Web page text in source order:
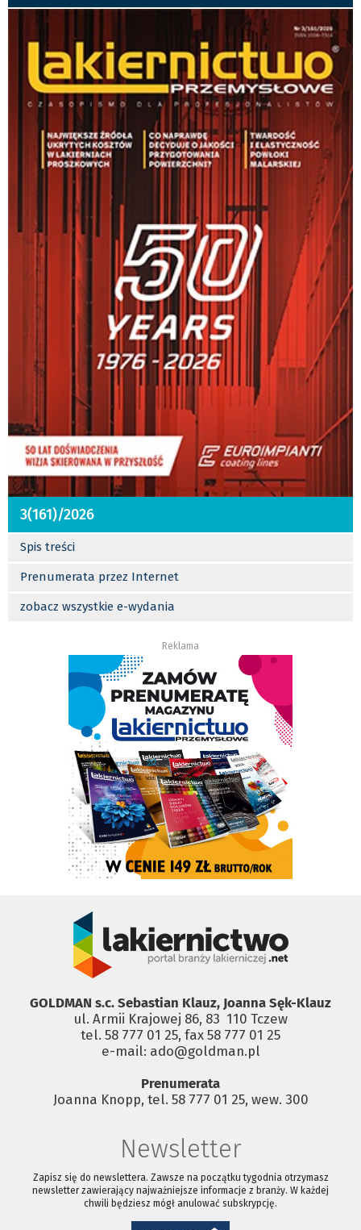
3(161)/2026
Spis treści
Prenumerata przez Internet
zobacz wszystkie e-wydania
Reklama
GOLDMAN s.c. Sebastian Klauz, Joanna Sęk-Klauz
ul. Armii Krajowej 86, 83 ­ 110 Tczew
tel. 58 777 01 25, fax 58 777 01 25
e-mail: ado@goldman.pl
Prenumerata
Joanna Knopp, tel. 58 777 01 25, wew. 300
Newsletter
Zapisz się do newslettera. Zawsze na początku tygodnia otrzymasz
newsletter zawierający najważniejsze informacje z branży. W każdej
chwili będziesz mógł anulować subskrypcję.